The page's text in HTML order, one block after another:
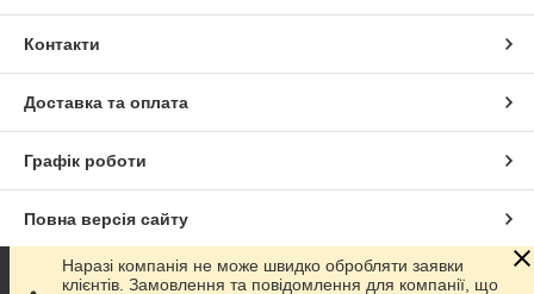
Контакти
Доставка та оплата
Графік роботи
Повна версія сайту
Сайт створено на маркетплейсіProm.ua
Наразі компанія не може швидко обробляти заявки
клієнтів. Замовлення та повідомлення для компанії, що